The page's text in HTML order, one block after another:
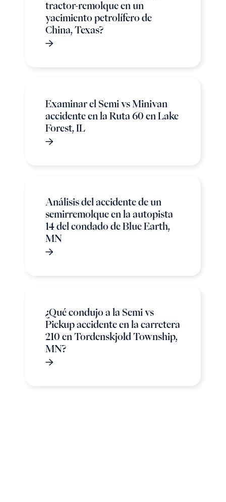
tractor-remolque en un
yacimiento petrolífero de
China, Texas?
Examinar el Semi vs Minivan
accidente en la Ruta 60 en Lake
Forest, IL
Análisis del accidente de un
semirremolque en la autopista
14 del condado de Blue Earth,
MN
¿Qué condujo a la Semi vs
Pickup accidente en la carretera
210 en Tordenskjold Township,
MN?